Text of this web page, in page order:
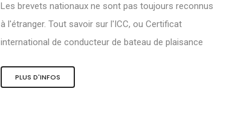
Les brevets nationaux ne sont pas toujours reconnus
à l'étranger. Tout savoir sur l'ICC, ou Certificat
international de conducteur de bateau de plaisance
PLUS D'INFOS